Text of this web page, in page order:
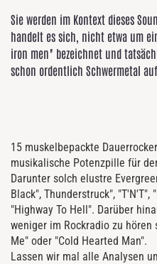
Sie werden im Kontext dieses
handelt es sich, nicht etwa um
iron men" bezeichnet und
schon ordentlich Schwermetal
15 muskelbepackte
musikalische Potenzpille für
Darunter solch elustre
Black", Thunderstruck", "T'N'T",
"Highway To Hell". Darüber
weniger im Rockradio zu hören
Me" oder "Cold Hearted Man".
Lassen wir mal alle Analysen